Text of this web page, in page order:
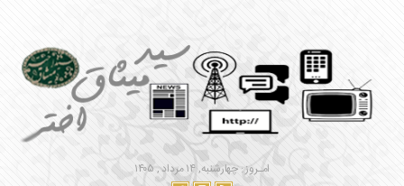
امـروز : چهارشنبه, ۱۴ مرداد , ۱۴۰۵